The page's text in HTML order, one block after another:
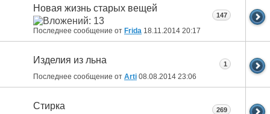
Новая жизнь старых вещей
Последнее сообщение от Fridа 18.11.2014 20:17
147
Изделия из льна
Последнее сообщение от Arti 08.08.2014 23:06
1
Стирка 269